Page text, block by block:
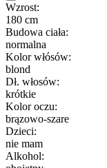
Wzrost:
180 cm
Budowa ciała:
normalna
Kolor włósów:
blond
Dł. włosów:
krótkie
Kolor oczu:
brązowo-szare
Dzieci:
nie mam
Alkohol: